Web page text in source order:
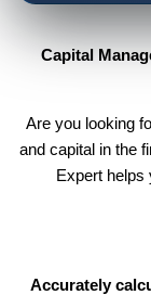
Capital
Are you looking
and capital in the
Expert
Accurately